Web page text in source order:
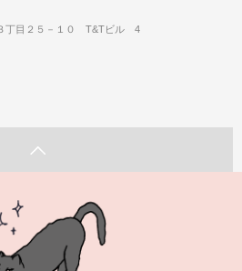
丁目２５－１０ T&Tビル 4